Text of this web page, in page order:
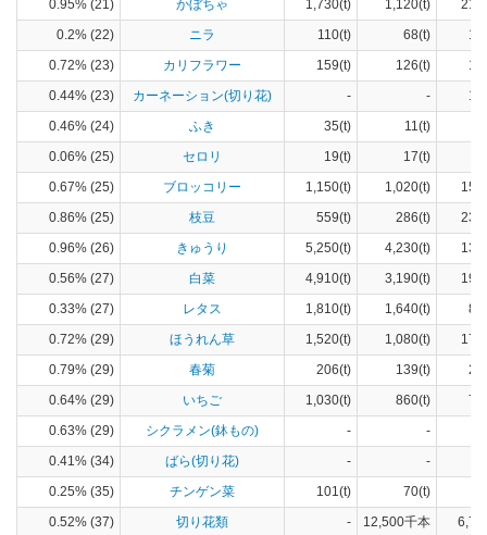
0.95% (21) かぼちゃ 1,730(t) 1,120(t)
0.2% (22)
ニラ 110(t) 68(t)
0.72% (23)
カリフラワー 159(t) 126(t)
0.44% (23)
カーネーション(切り花) - -
0.46% (24)
ふき 35(t) 11(t)
0.06% (25)
セロリ 19(t) 17(t)
0.67% (25)
ブロッコリー 1,150(t) 1,020(t)
0.86% (25)
枝豆 559(t) 286(t)
0.96% (26)
きゅうり 5,250(t) 4,230(t)
0.56% (27)
白菜 4,910(t) 3,190(t)
0.33% (27)
レタス 1,810(t) 1,640(t)
0.72% (29)
ほうれん草 1,520(t) 1,080(t)
0.79% (29)
春菊 206(t) 139(t)
0.64% (29)
いちご 1,030(t) 860(t)
0.63% (29)
シクラメン(鉢もの) - -
0.41% (34)
ばら(切り花) - -
0.25% (35)
チンゲン菜 101(t) 70(t)
0.52% (37)
切り花類 - 12,500千本